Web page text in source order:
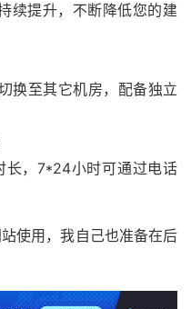
续提升，不断降低您的建
换至其它机房，配备独立
长，7*24小时可通过电话
使用，我自己也准备在后